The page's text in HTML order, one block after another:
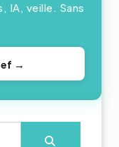
IA, veille. Sans
→